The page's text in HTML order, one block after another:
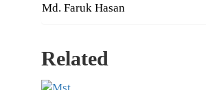
Md. Faruk Hasan
Related